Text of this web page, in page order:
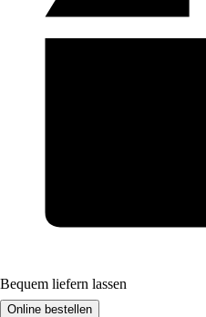
Bequem liefern lassen
Online bestellen